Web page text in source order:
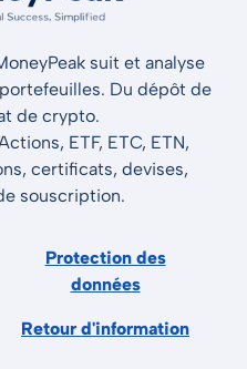
suit et analyse
Du dépôt de
de crypto.
ETF, ETC, ETN,
certificats, devises,
souscription.
Protection des
données
Retour d'information